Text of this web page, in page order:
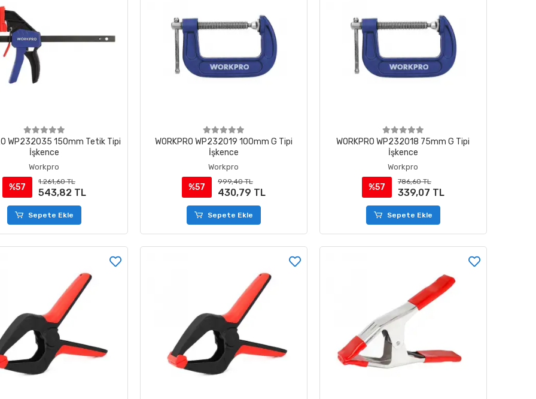
WP232035 150mm Tetik Tipi
İşkence
Workpro
%57
1.261,60 TL
543,82 TL
Sepete Ekle
WORKPRO WP232019 100mm G Tipi
İşkence
Workpro
%57
999,40 TL
430,79 TL
Sepete Ekle
WORKPRO WP232018 75mm G Tipi
İşkence
Workpro
%57
786,60 TL
339,07 TL
Sepete Ekle